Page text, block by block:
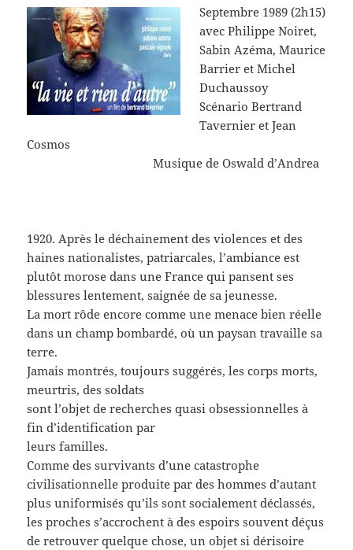
Septembre 1989 (2h15)
avec Philippe Noiret,
Sabin Azéma, Maurice
Barrier et Michel
Duchaussoy
Scénario Bertrand
Tavernier et Jean
Cosmos
Musique de Oswald d’Andrea
1920. Après le déchainement des violences et des
haines nationalistes, patriarcales, l’ambiance est
plutôt morose dans une France qui pansent ses
blessures lentement, saignée de sa jeunesse.
La mort rôde encore comme une menace bien réelle
dans un champ bombardé, où un paysan travaille sa
terre.
Jamais montrés, toujours suggérés, les corps morts,
meurtris, des soldats
sont l’objet de recherches quasi obsessionnelles à
fin d’identification par
leurs familles.
Comme des survivants d’une catastrophe
civilisationnelle produite par des hommes d’autant
plus uniformisés qu’ils sont socialement déclassés,
les proches s’accrochent à des espoirs souvent déçus
de retrouver quelque chose, un objet si dérisoire